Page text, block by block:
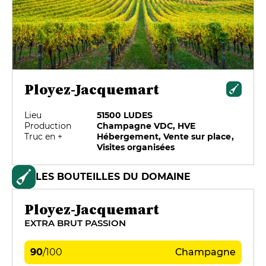
Ployez-Jacquemart
Lieu
51500 LUDES
Production
Champagne VDC, HVE
Truc en +
Hébergement, Vente sur place,
Visites organisées
LES BOUTEILLES DU DOMAINE
Ployez-Jacquemart
EXTRA BRUT PASSION
90/100 Champagne